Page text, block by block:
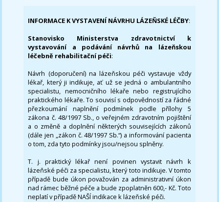
INFORMACE K VYSTAVENÍ NÁVRHU LÁZEŇSKÉ LÉČBY:
Stanovisko Ministerstva zdravotnictví k
vystavování a podávání návrhů na lázeňskou
léčebně rehabilitační péči:
Návrh (doporučení) na lázeňskou péči vystavuje vždy
lékař, který ji indikuje, ať už se jedná o ambulantního
specialistu, nemocničního lékaře nebo registrujícího
praktického lékaře. To souvisí s odpovědností za řádné
přezkoumání naplnění podmínek podle přílohy 5
zákona č. 48/1997 Sb., o veřejném zdravotním pojištění
a o změně a doplnění některých souvisejících zákonů
(dále jen „zákon č. 48/1997 Sb.“) a informování pacienta
o tom, zda tyto podmínky jsou/nejsou splněny.
T. j. praktický lékař není povinen vystavit návrh k
lázeňské péči za specialistu, který toto indikuje. V tomto
případě bude úkon považován za administrativní úkon
nad rámec běžné péče a bude zpoplatněn 600,- Kč. Toto
neplatí v případě NAŠÍ indikace k lázeňské péči.